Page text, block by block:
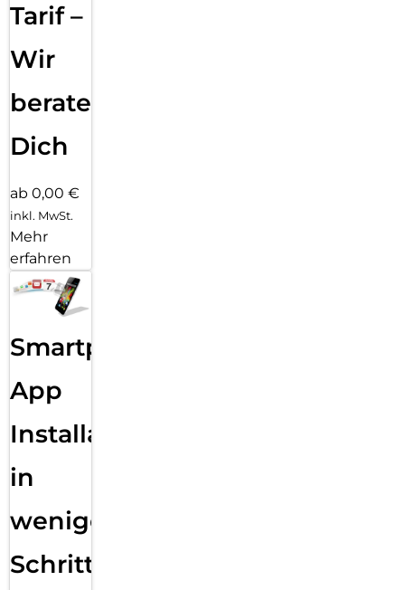
Tarif –
Wir
beraten
Dich
ab 0,00 €
inkl. MwSt.
Mehr
erfahren
Smartphone
App
Installation
in
wenigen
Schritten